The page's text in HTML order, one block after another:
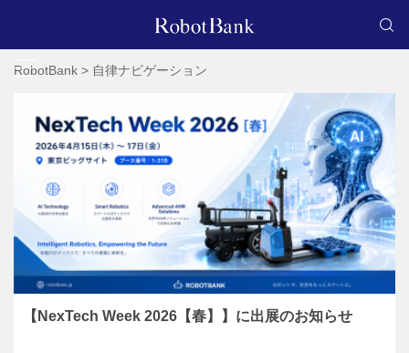
RobotBank > 自律ナビゲーション
【NexTech Week 2026【春】】に出展のお知らせ